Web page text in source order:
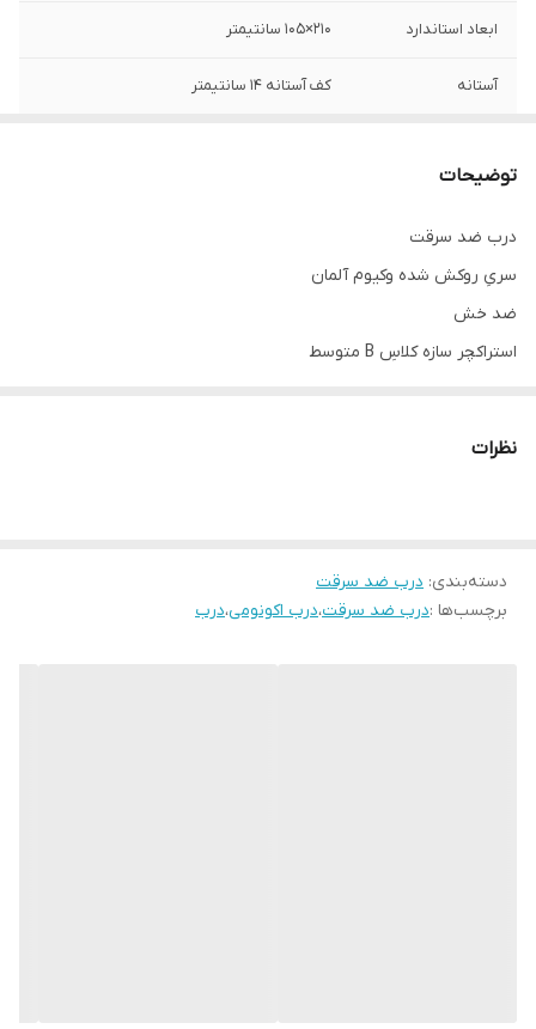
ابعاد استاندارد ۲۱۰×۱۰۵ سانتیمتر
آستانه کف آستانه ۱۴ سانتیمتر
توضیحات
درب ضد سرقت
سریِ روکش شده وکیوم آلمان
ضد خش
استراکچر سازه کلاسِ B متوسط
نظرات
دسته‌بندی: درب ضد سرقت
برچسب‌ها :درب ضد سرقت،درب اکونومی،درب